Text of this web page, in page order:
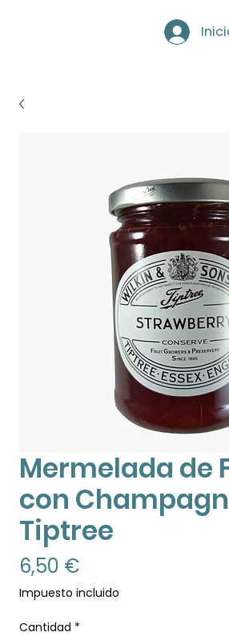
Mermelada de
con
Tiptree
6,50 €Precio
Impuesto incluido
Cantidad *